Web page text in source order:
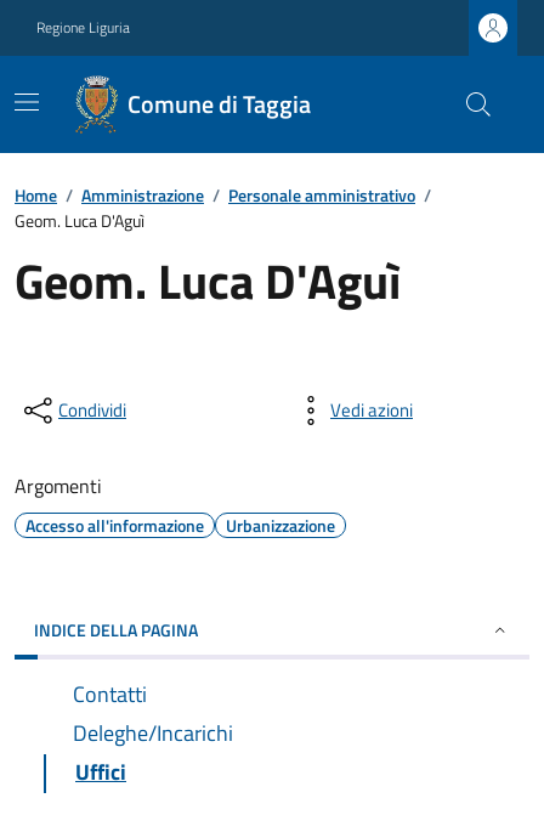
Regione Liguria
Comune di Taggia
Home / Amministrazione / Personale amministrativo /
Geom. Luca D'Aguì
Geom. Luca D'Aguì
Condividi Vedi azioni
Argomenti
Accesso all'informazione Urbanizzazione
INDICE DELLA PAGINA
Contatti
Deleghe/Incarichi
Uffici